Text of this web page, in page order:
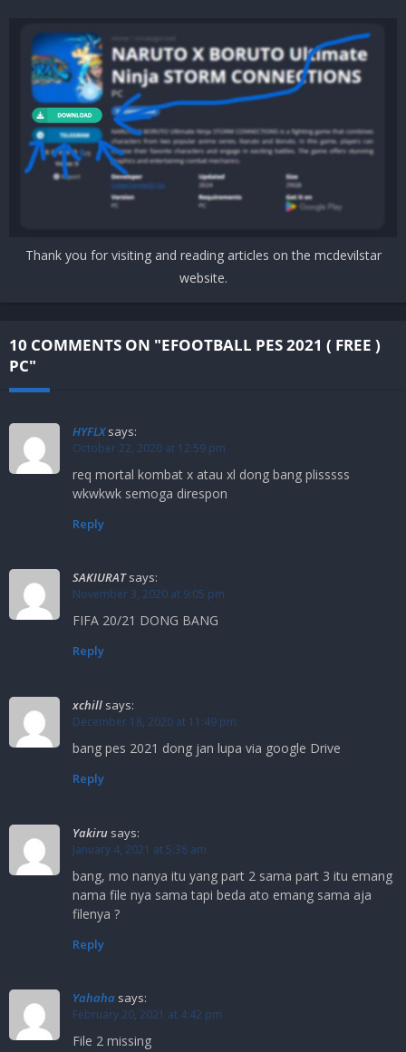
Recomended
Requires a 64-bit processor and operating system
OS:Windows 10 – 64bit
Processor:Intel Core i7-3770 / AMD FX 8350
Memory:
8 GB RAM
NVIDIA GTX 760 / AMD Radeon R9 270X
Additional Notes:Resolution 1280 x 720
Thank you for visiting and reading articles on the mcdevilstar
website.
10 COMMENTS ON "EFOOTBALL PES 2021 ( FREE )
PC"
HYFLX says:
October 22, 2020 at 12:59 pm
req mortal kombat x atau xl dong bang plisssss
wkwkwk semoga direspon
Reply
SAKIURAT says:
November 3, 2020 at 9:05 pm
FIFA 20/21 DONG BANG
Reply
xchill says:
December 18, 2020 at 11:49 pm
bang pes 2021 dong jan lupa via google Drive
Reply
Yakiru says:
January 4, 2021 at 5:38 am
bang, mo nanya itu yang part 2 sama part 3 itu emang
nama file nya sama tapi beda ato emang sama aja
filenya ?
Reply
Yahaha says:
February 20, 2021 at 4:42 pm
File 2 missing